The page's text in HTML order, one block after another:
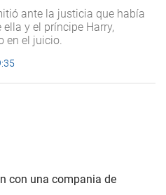
ante la justicia que había
y el príncipe Harry,
en el juicio.